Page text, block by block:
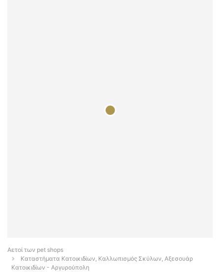
Αετοί των pet shops
Καταστήματα Κατοικιδίων, Καλλωπισμός Σκύλων, Αξεσουάρ
Κατοικιδίων - Αργυρούπολη